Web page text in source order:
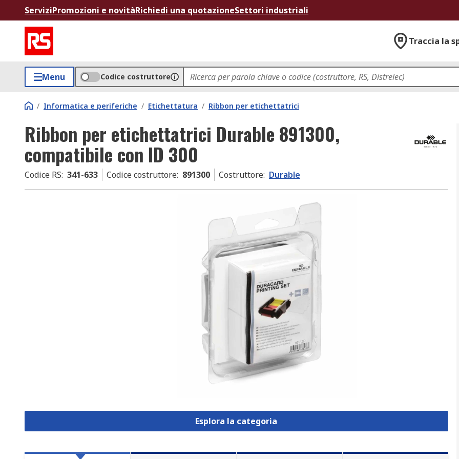
ServiziPromozioni e novitàRichiedi una quotazioneSettori industriali
Traccia la
Menu Codice costruttore
/ Informatica e periferiche / Etichettatura / Ribbon per etichettatrici
Ribbon per etichettatrici Durable 891300,
compatibile con ID 300
Codice RS: 341-633 Codice costruttore: 891300 Costruttore: Durable
Esplora la categoria